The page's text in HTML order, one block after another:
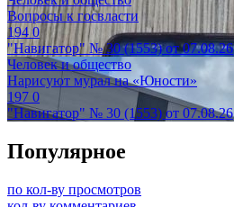
Вопросы к госвласти
1940
"Навигатор" № 30 (1553) от 07.08.26
Человек и общество
Нарисуют мурал на «Юности»
197 0
"Навигатор" № 30 (1553) от 07.08.26
Популярное
по кол-ву просмотров